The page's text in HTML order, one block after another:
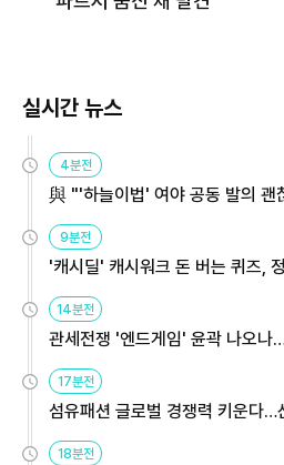
실시간 뉴스
4분전
與 "'하늘이법' 여야 공동 발의 괜
9분전
'캐시딜' 캐시워크 돈 버는 퀴즈,
14분전
관세전쟁 '엔드게임' 윤곽 나오나
용해야
17분전
섬유패션 글로벌 경쟁력 키운다
원
18분전